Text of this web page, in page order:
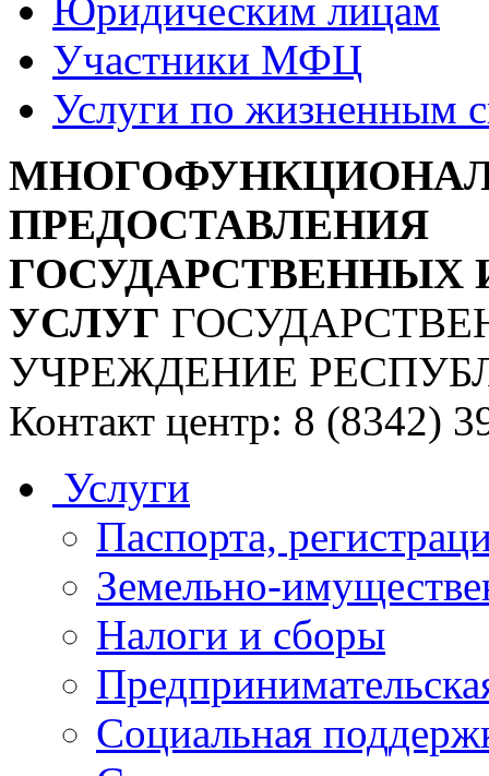
Юридическим лицам
Участники МФЦ
Услуги по жизненным
ПРЕДОСТАВЛЕНИЯ
УСЛУГ
УЧРЕЖДЕНИЕ
Контакт центр: 8 (8342)
Услуги
Паспорта,
Земельно-
Налоги и сборы
Социальная